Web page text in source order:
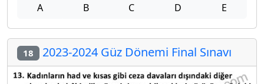
A B C D E
18 2023-2024 Güz Dönemi Final Sınavı